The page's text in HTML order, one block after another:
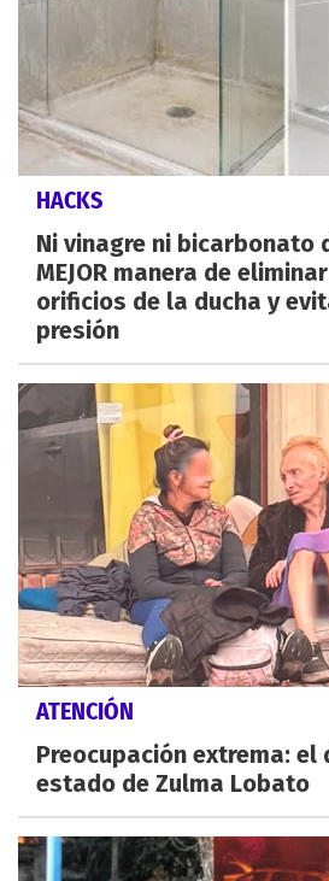
HACKS
Ni vinagre ni bicarbonato
MEJOR manera de
orificios de la ducha y
presión
ATENCIÓN
Preocupación extrema: el
estado de Zulma Lobato